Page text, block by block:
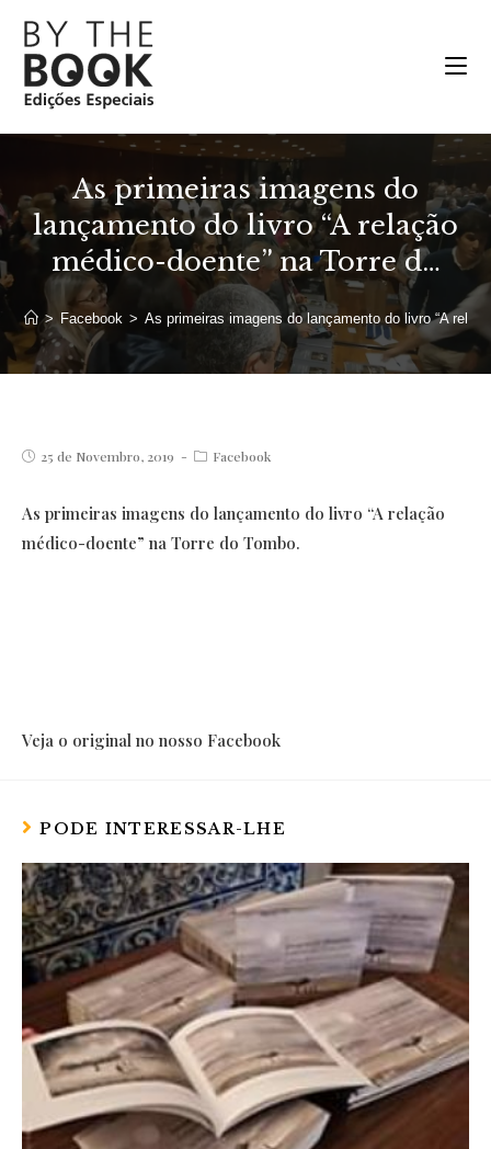
para
conteúdo
As primeiras imagens do
lançamento do livro “A relação
médico-doente” na Torre d…
> Facebook > As primeiras imagens do lançamento do livro “A
Post25 de Novembro, 2019
PostFacebook
As primeiras imagens do lançamento do livro “A relação
médico-doente” na Torre do Tombo.
Veja o original no nosso Facebook
PODE INTERESSAR-LHE